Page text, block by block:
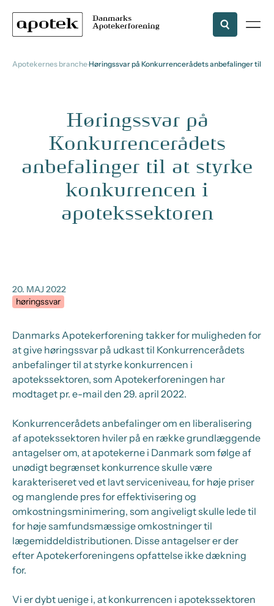
Apotekernes branche-organisationHøringssvar på Konkurrencerådets anbefalinger til at
Høringssvar på
Konkurrencerådets
anbefalinger til at styrke
konkurrencen i
apotekssektoren
20. MAJ 2022
høringssvar
Danmarks Apotekerforening takker for muligheden for
at give høringssvar på udkast til Konkurrencerådets
anbefalinger til at styrke konkurrencen i
apotekssektoren, som Apotekerforeningen har
modtaget pr. e-mail den 29. april 2022.
Konkurrencerådets anbefalinger om en liberalisering
af apotekssektoren hviler på en række grundlæggende
antagelser om, at apotekerne i Danmark som følge af
unødigt begrænset konkurrence skulle være
karakteriseret ved et lavt serviceniveau, for høje priser
og manglende pres for effektivisering og
omkostningsminimering, som angiveligt skulle lede til
for høje samfundsmæssige omkostninger til
lægemiddeldistributionen. Disse antagelser er der
efter Apotekerforeningens opfattelse ikke dækning
for.
Vi er dybt uenige i, at konkurrencen i apotekssektoren